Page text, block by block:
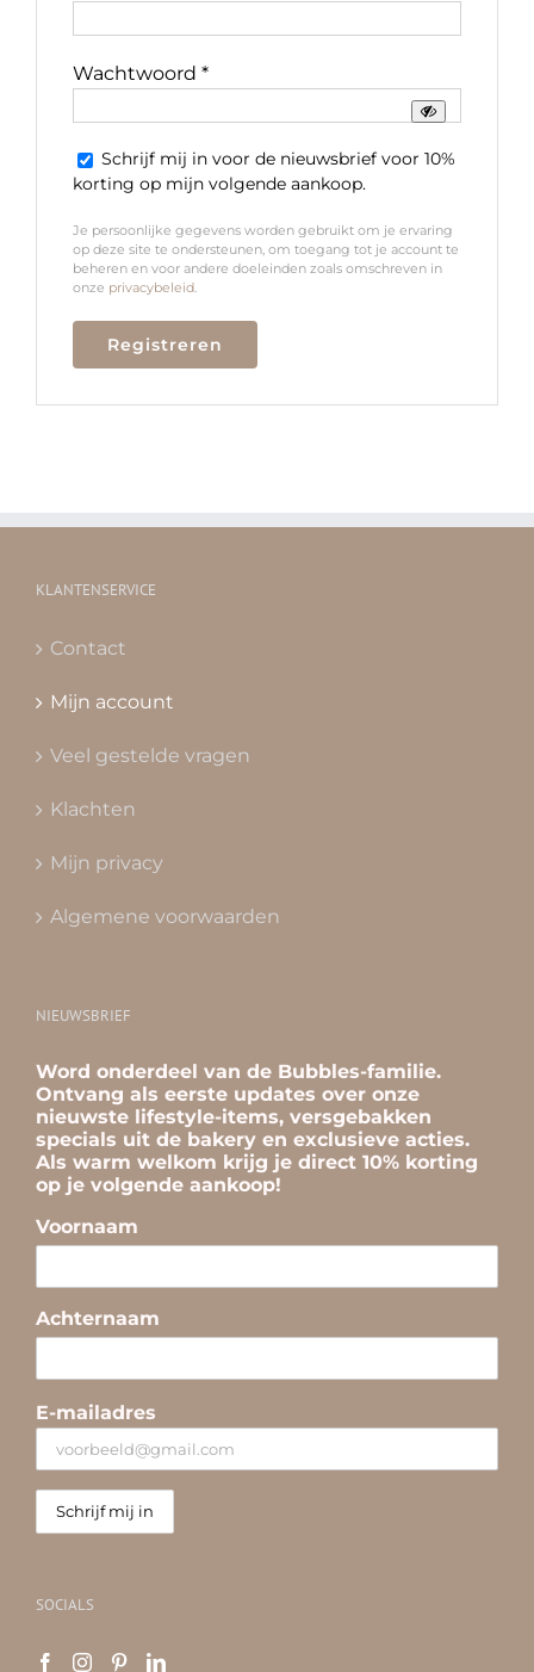
Wachtwoord *Verplicht
Schrijf mij in voor de nieuwsbrief voor 10%
korting op mijn volgende aankoop.
Je persoonlijke gegevens worden gebruikt om je ervaring
op deze site te ondersteunen, om toegang tot je account te
beheren en voor andere doeleinden zoals omschreven in
onze privacybeleid.
Registreren
KLANTENSERVICE
Contact
Mijn account
Veel gestelde vragen
Klachten
Mijn privacy
Algemene voorwaarden
NIEUWSBRIEF
Word onderdeel van de Bubbles-familie.
Ontvang als eerste updates over onze
nieuwste lifestyle-items, versgebakken
specials uit de bakery en exclusieve acties.
Als warm welkom krijg je direct 10% korting
op je volgende aankoop!
Voornaam
Achternaam
E-mailadres
SOCIALS